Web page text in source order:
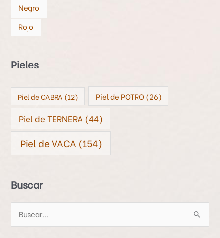
Negro
Rojo
Pieles
Piel de CABRA (12) Piel de POTRO(26)
Piel de TERNERA (44)
Piel de VACA (154)
Buscar
u